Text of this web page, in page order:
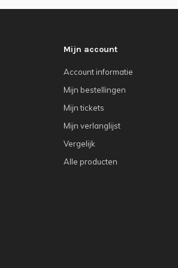
Mijn account
Account informatie
Mijn bestellingen
Mijn tickets
Mijn verlanglijst
Vergelijk
Alle producten